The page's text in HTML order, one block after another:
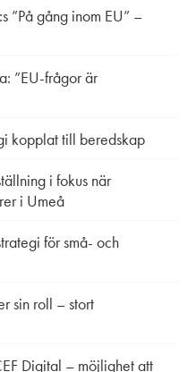
”På gång inom EU” –
”EU-frågor är
kopplat till beredskap
i fokus när
i Umeå
för små- och
sin roll – stort
Digital – möjlighet att